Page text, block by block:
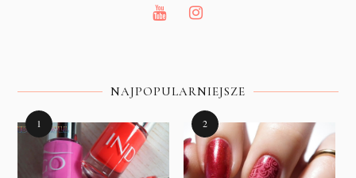
NAJPOPULARNIEJSZE